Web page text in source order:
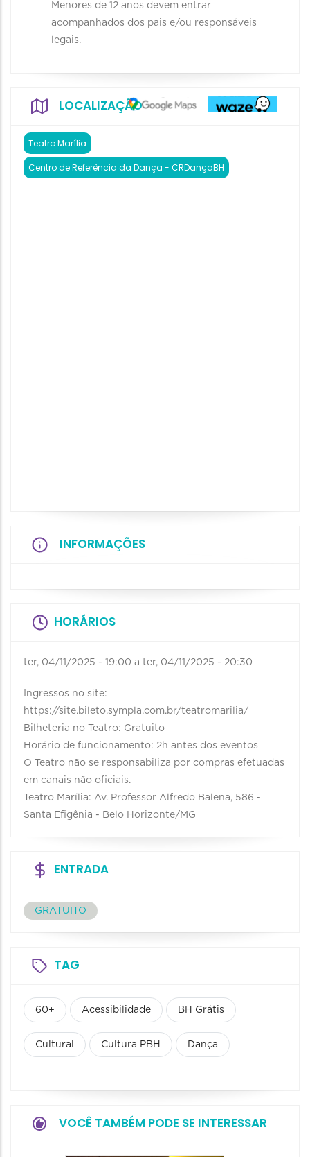
Menores de 12 anos devem entrar
acompanhados dos pais e/ou responsáveis
legais.
LOCALIZAÇÃO
Teatro Marília
Centro de Referência da Dança - CRDançaBH
INFORMAÇÕES
HORÁRIOS
ter, 04/11/2025 - 19:00 a ter, 04/11/2025 - 20:30
Ingressos no site:
https://site.bileto.sympla.com.br/teatromarilia/
Bilheteria no Teatro: Gratuito
Horário de funcionamento: 2h antes dos eventos
O Teatro não se responsabiliza por compras efetuadas
em canais não oficiais.
Teatro Marília: Av. Professor Alfredo Balena, 586 -
Santa Efigênia - Belo Horizonte/MG
ENTRADA
GRATUITO
TAG
60+ Acessibilidade BH Grátis
Cultural Cultura PBH Dança
VOCÊ TAMBÉM PODE SE INTERESSAR